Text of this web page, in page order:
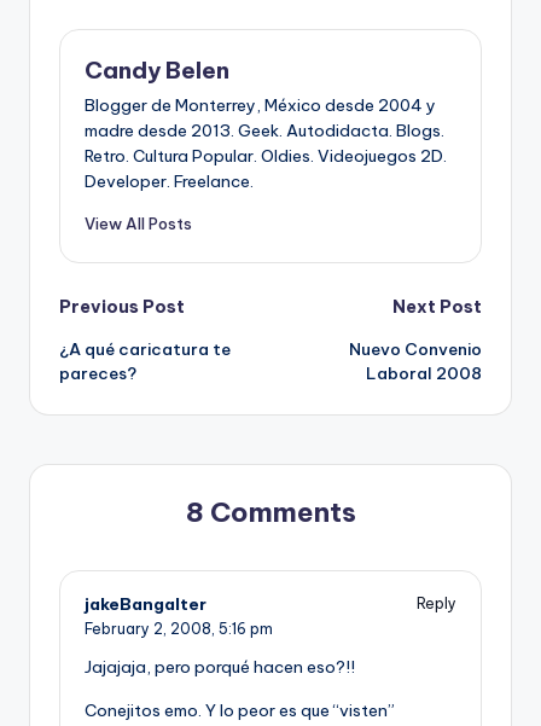
Candy Belen
Blogger de Monterrey, México desde 2004 y
madre desde 2013. Geek. Autodidacta. Blogs.
Retro. Cultura Popular. Oldies. Videojuegos 2D.
Developer. Freelance.
View All Posts
Post
navigation
Previous Post
¿A qué caricatura te
pareces?
Next Post
Nuevo Convenio
Laboral 2008
8 Comments
jakeBangalter
Reply
February 2, 2008, 5:16 pm
Jajajaja, pero porqué hacen eso?!!
Conejitos emo. Y lo peor es que “visten”